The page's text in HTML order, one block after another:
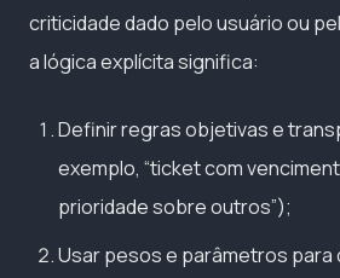
criticidade dado pelo usuário ou
a lógica explícita significa:
Definir regras objetivas e
exemplo, “ticket com
prioridade sobre outros”);
Usar pesos e parâmetros